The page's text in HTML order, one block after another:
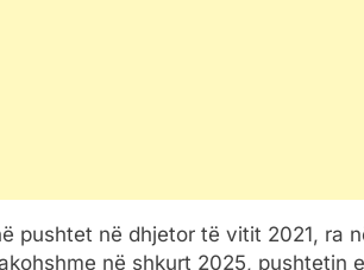
pushtet në dhjetor të vitit 2021, ra
në shkurt 2025, pushtetin